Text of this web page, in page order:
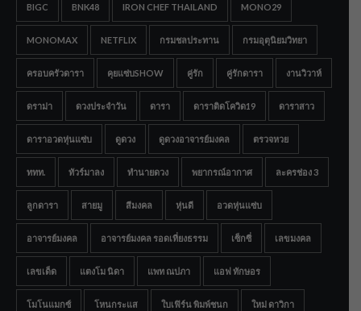
BIGC BNK48 IRON CHEF THAILAND MONO29
MONOMAX NETFLIX กรมชลประทาน กรมอุตุนิยมวิทยา
ครอบครัวดารา คุยแซ่บSHOW คู่รัก คู่รักดารา งานวิวาห์
ดราม่า ดวงประจำวัน ดารา ดาราติดโควิด19 ดาราสาว
ดาราอวดหุ่นแซ่บ ดูดวง ดูดวงอาจารย์มงคล ตรวจหวย
ททท. ทัวร์มาลง ทำนายดวง พยากรณ์อากาศ ละครช่อง 3
ลูกดารา สายมู สีมงคล หุ่นดี อวดหุ่นแซ่บ
อาจารย์มงคล อาจารย์มงคล รอดเที่ยงธรรม เซ็กซี่ เลขมงคล
เลขเด็ด แตงโม นิดา แพท ณปภา แอฟ ทักษอร
โมโนแมกซ์ โหนกระแส ใบเฟิร์น พิมพ์ชนก ใหม่ ดาวิกา